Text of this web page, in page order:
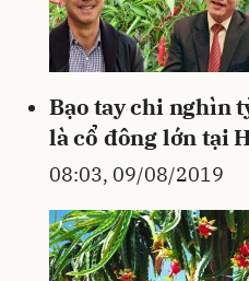
Bạo tay chi nghìn
là cổ đông lớn tại
08:03, 09/08/2019